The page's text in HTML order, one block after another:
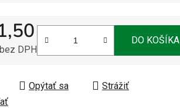
DPH
DO KOŠÍKA
Opýtať sa
Strážiť